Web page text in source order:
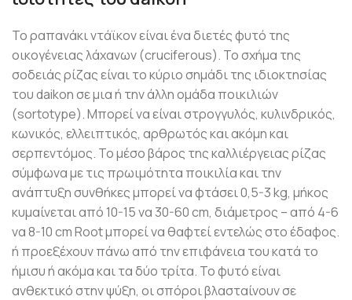
Το ραπανάκι ντάϊκον είναι ένα διετές φυτό της
οικογένειας λάχανων (cruciferous). Το σχήμα της
σοδειάς ρίζας είναι το κύριο σημάδι της ιδιοκτησίας
του daikon σε μια ή την άλλη ομάδα ποικιλιών
(sortotype). Μπορεί να είναι στρογγυλός, κυλινδρικός,
κωνικός, ελλειπτικός, αρθρωτός και ακόμη και
σερπεντόμος. Το μέσο βάρος της καλλιέργειας ρίζας
σύμφωνα με τις πρωιμότητα ποικιλία και την
ανάπτυξη συνθήκες μπορεί να φτάσει 0,5-3 kg, μήκος
κυμαίνεται από 10-15 να 30-60 cm, διάμετρος – από 4-6
να 8-10 cm Root μπορεί να θαφτεί εντελώς στο έδαφος.
ή προεξέχουν πάνω από την επιφάνεια του κατά το
ήμισυ ή ακόμα και τα δύο τρίτα. Το φυτό είναι
ανθεκτικό στην ψύξη, οι σπόροι βλασταίνουν σε